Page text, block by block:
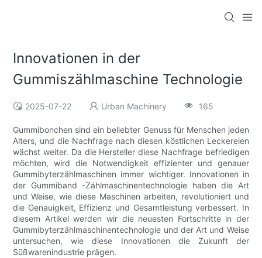
Innovationen in der
Gummiszählmaschine Technologie
2025-07-22 Urban Machinery 165
Gummibonchen sind ein beliebter Genuss für Menschen jeden
Alters, und die Nachfrage nach diesen köstlichen Leckereien
wächst weiter. Da die Hersteller diese Nachfrage befriedigen
möchten, wird die Notwendigkeit effizienter und genauer
Gummibyterzählmaschinen immer wichtiger. Innovationen in
der Gummiband -Zählmaschinentechnologie haben die Art
und Weise, wie diese Maschinen arbeiten, revolutioniert und
die Genauigkeit, Effizienz und Gesamtleistung verbessert. In
diesem Artikel werden wir die neuesten Fortschritte in der
Gummibyterzählmaschinentechnologie und der Art und Weise
untersuchen, wie diese Innovationen die Zukunft der
Süßwarenindustrie prägen.